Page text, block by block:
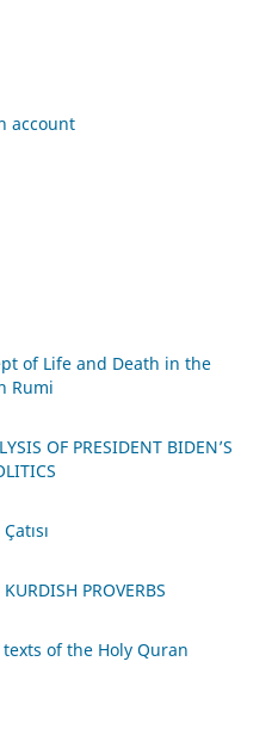
account
of Life and Death in the
Rumi
OF PRESIDENT BIDEN’S
PROVERBS
of the Holy Quran